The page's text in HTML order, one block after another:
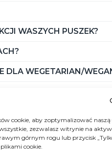
cookie, aby zoptymalizować
zezwalasz witrynie na
górnym rogu lub przycisk
cookie.
WASZYCH PUSZEK?
DLA WEGETARIAN/
I
KOSZER LUB HALAL?
CYTRYNOWY?